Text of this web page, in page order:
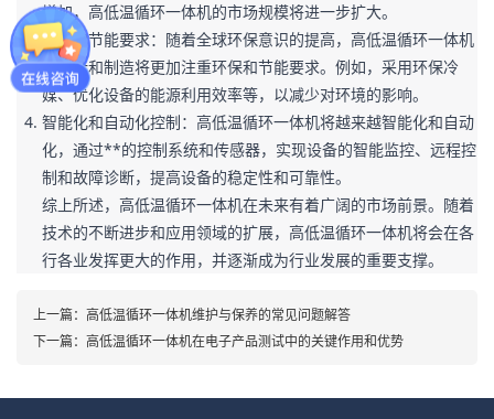
增加，高低温循环一体机的市场规模将进一步扩大。
环保和节能要求：随着全球环保意识的提高，高低温循环一体机
的设计和制造将更加注重环保和节能要求。例如，采用环保冷
媒、优化设备的能源利用效率等，以减少对环境的影响。
智能化和自动化控制：高低温循环一体机将越来越智能化和自动
化，通过**的控制系统和传感器，实现设备的智能监控、远程控
制和故障诊断，提高设备的稳定性和可靠性。
综上所述，高低温循环一体机在未来有着广阔的市场前景。随着
技术的不断进步和应用领域的扩展，高低温循环一体机将会在各
行各业发挥更大的作用，并逐渐成为行业发展的重要支撑。
上一篇： 高低温循环一体机维护与保养的常见问题解答
下一篇： 高低温循环一体机在电子产品测试中的关键作用和优势